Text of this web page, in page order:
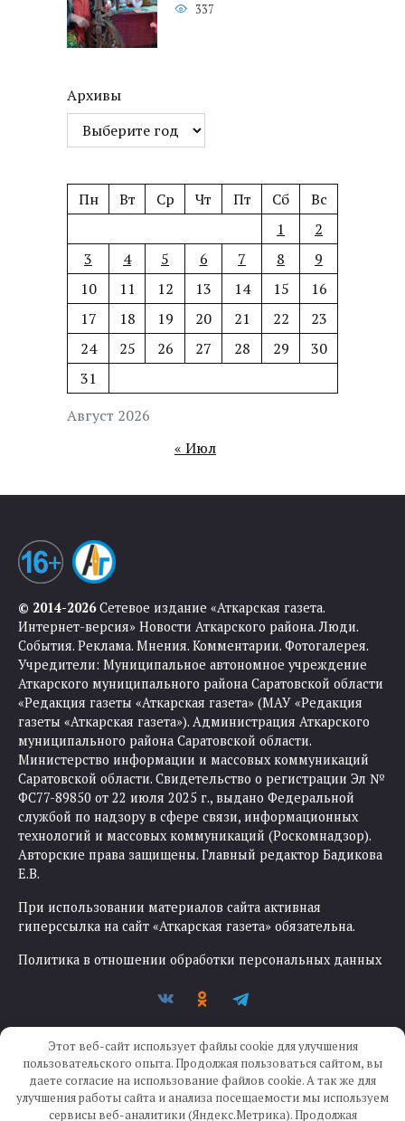
337
Архивы
Август 2026
Пн Вт Ср Чт Пт Сб
Вс
1
2
3
4 5 6 7 8
9
10
11 12 13 14 15
16
17
18 19 20 21 22
23
24
25 26 27 28 29
30
31
« Июл
© 2014-2026Сетевое издание «Аткарская газета.
Интернет-версия» Новости Аткарского района. Люди.
События. Реклама. Мнения. Комментарии. Фотогалерея.
Учредители: Муниципальное автономное учреждение
Аткарского муниципального района Саратовской области
«Редакция газеты «Аткарская газета» (МАУ «Редакция
газеты «Аткарская газета»). Администрация Аткарского
муниципального района Саратовской области.
Министерство информации и массовых коммуникаций
Саратовской области. Свидетельство о регистрации Эл №
ФС77-89850 от 22 июля 2025 г., выдано Федеральной
службой по надзору в сфере связи, информационных
технологий и массовых коммуникаций (Роскомнадзор).
Авторские права защищены. Главный редактор Бадикова
Е.В.
При использовании материалов сайта активная
гиперссылка на сайт «Аткарская газета» обязательна.
Политика в отношении обработки персональных данных
Создание сайта —IKWEB
Этот веб-сайт использует файлы cookie для улучшения
пользовательского опыта. Продолжая пользоваться сайтом, вы
даете согласие на использование файлов cookie. А так же для
улучшения работы сайта и анализа посещаемости мы используем
сервисы веб-аналитики (Яндекс.Метрика). Продолжая